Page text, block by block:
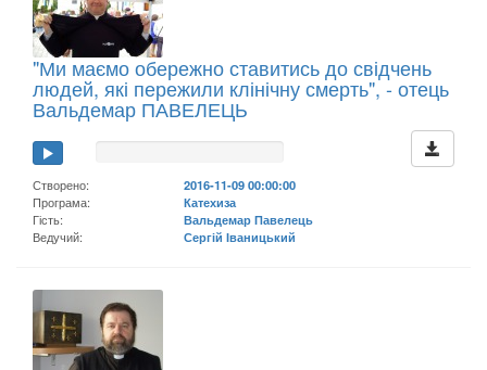
"Ми маємо обережно ставитись до свідчень
людей, які пережили клінічну смерть", - отець
Вальдемар ПАВЕЛЕЦЬ
Створено:
2016-11-09 00:00:00
Програма:
Катехиза
Гість:
Вальдемар Павелець
Ведучий:
Сергій Іваницький